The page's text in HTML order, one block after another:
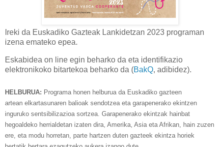
Ireki da Euskadiko Gazteak Lankidetzan 2023 programan
izena emateko epea.
Eskabidea on line egin beharko da eta identifikazio
elektronikoko bitartekoa beharko da (BakQ, adibidez).
HELBURUA: Programa honen helburua da Euskadiko gazteen
artean elkartasunaren balioak sendotzea eta garapenerako ekintzen
inguruko sentsibilizazioa sortzea. Garapenerako ekintzak hainbat
hegoaldeko herrialdetan izaten dira, Amerika, Asia eta Afrikan, hain zuzen
ere, eta modu horretan, parte hartzen duten gazteek ekintza horiek